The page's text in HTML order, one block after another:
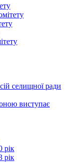
селищної ради
виступає
рік
рік